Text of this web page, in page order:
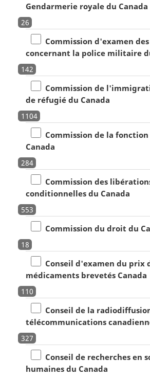
Gendarmerie royale du Canada
26
Commission d'examen
concernant la police militaire
142
Commission de
de réfugié du Canada
1104
Commission de la
Canada
284
Commission des
conditionnelles du Canada
553
Commission du droit du
18
Conseil d'examen du prix
médicaments brevetés Canada
110
Conseil de la
télécommunications
327
Conseil de recherches en
humaines du Canada